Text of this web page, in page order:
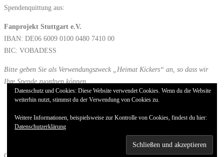
Spendenquittung aus:
Fanprojekt Stuttgart e.V.
IBAN: DE06 6009 0100 0480 7410 00
BIC: VOBADESS
Bitte geben Sie als Verwendungszweck „Heimat Kickers“ an, so dass wir
Ihre Spende zuordnen können.
Impressum
Cookie-Richtlinie (EU)
Copyright © 2026 Heimat Kickers OnePressTheme von FameThemes
Datenschutz und Cookies: Diese Website verwendet Cookies. Wenn du die Website
weiterhin nutzt, stimmst du der Verwendung von Cookies zu.
Weitere Informationen, beispielsweise zur Kontrolle von Cookies, findest du hier:
Datenschutzerklärung